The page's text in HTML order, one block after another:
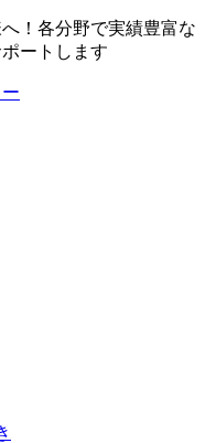
！各分野で実績豊富な
ートします